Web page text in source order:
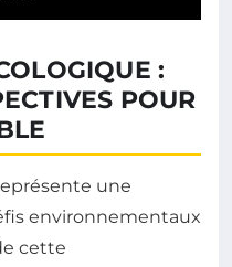
:
POUR
une
environnementaux
cette